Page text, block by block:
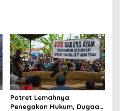
Potret Lemahnya
Penegakan Hukum, Dugaan